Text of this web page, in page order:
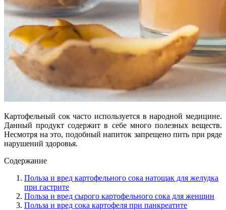
Картофельный сок часто используется в народной медицине.
Данный продукт содержит в себе много полезных веществ.
Несмотря на это, подобный напиток запрещено пить при ряде
нарушений здоровья.
Содержание
Польза и вред картофельного сока натощак для желудка
при гастрите
Польза и вред сырого картофельного сока для женщин
Польза и вред сока картофеля при панкреатите